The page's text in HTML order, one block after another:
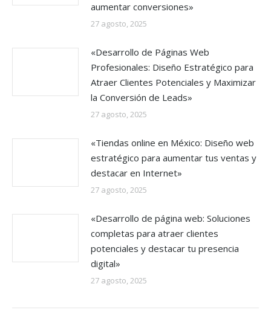
aumentar conversiones»
27 agosto, 2025
«Desarrollo de Páginas Web
Profesionales: Diseño Estratégico para
Atraer Clientes Potenciales y Maximizar
la Conversión de Leads»
27 agosto, 2025
«Tiendas online en México: Diseño web
estratégico para aumentar tus ventas y
destacar en Internet»
27 agosto, 2025
«Desarrollo de página web: Soluciones
completas para atraer clientes
potenciales y destacar tu presencia
digital»
27 agosto, 2025